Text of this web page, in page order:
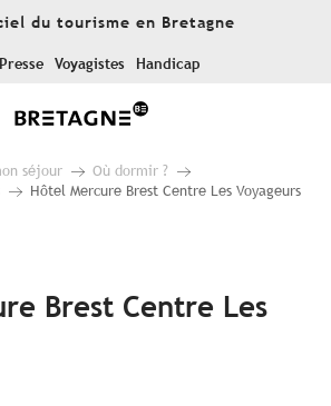
du tourisme en Bretagne
Presse Voyagistes Handicap
séjour
Où dormir ?
Hôtel Mercure Brest Centre Les Voyageurs
Brest Centre Les